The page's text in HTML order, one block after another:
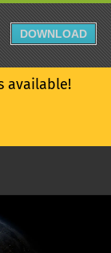
available!
DOWNLOAD